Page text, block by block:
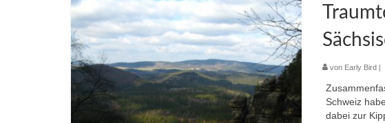
von Early Bird|
Schweiz
dabei zur